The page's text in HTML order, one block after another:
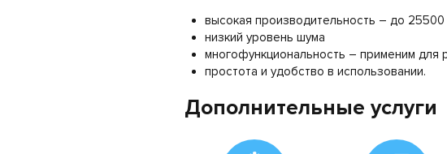
высокая производительность – до 25500
низкий уровень шума
многофункциональность – применим для
простота и удобство в использовании.
Дополнительные услуги